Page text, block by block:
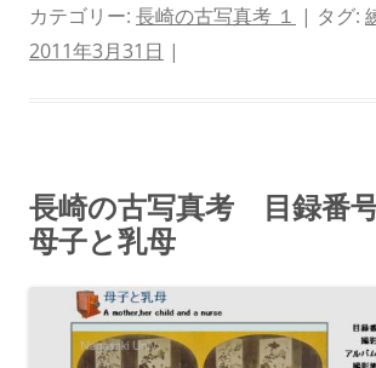
カテゴリー: 長崎の古写真考 １ | タグ:
2011年3月31日 |
長崎の古写真考 目録番
母子と乳母